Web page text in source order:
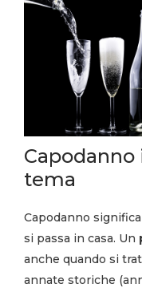
Capodanno
tema
Capodanno
si passa in casa. Un
anche quando si
annate storiche